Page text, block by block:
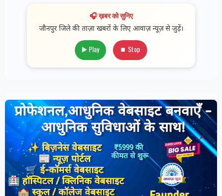
🎧 ख़बर को सुनिए
जौनपुर जिले की ताज़ा खबरों के लिए आवाज़ न्यूज़ से जुड़ें।
▶️ Play ⏹ Stop